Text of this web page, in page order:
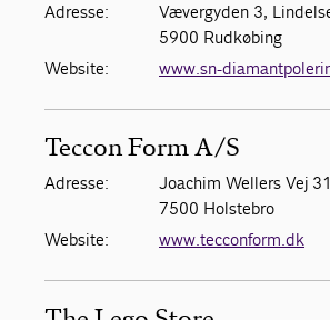
Adresse:
Vævergyden 3,
5900 Rudkøbing
Website:
www.sn-
Teccon Form A/S
Adresse:
Joachim Wellers Vej 31
7500 Holstebro
Website:
www.tecconform.dk